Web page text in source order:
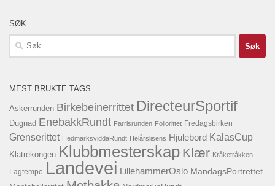
SØK
Søk
etter:
MEST BRUKTE TAGS
Askerrunden Birkebeinerrittet DirecteurSportif
Dugnad EnebakkRundt Farrisrunden Follorittet Fredagsbirken
Grenserittet HedmarksviddaRundt Helårslisens Hjulebord KalasCup
Klatrekongen Klubbmesterskap Klær Kråketråkken
Lagtempo Landevei LillehammerOslo MandagsPortrettet